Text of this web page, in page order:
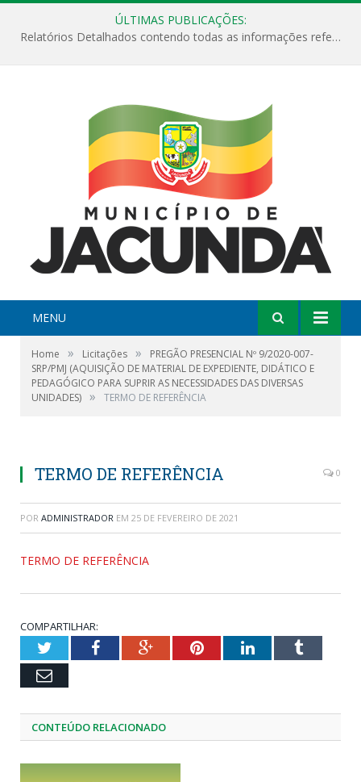
ÚLTIMAS PUBLICAÇÕES:
Relatórios Detalhados contendo todas as informações referentes a execução de recursos destinados ao fomento de projetos culturais no Município de Jacundá entre os anos de 2022 ao presente ano de 2026.
MENU
Home » Licitações »
PREGÃO PRESENCIAL Nº 9/2020-007-
SRP/PMJ (AQUISIÇÃO DE MATERIAL DE EXPEDIENTE, DIDÁTICO E
PEDAGÓGICO PARA SUPRIR AS NECESSIDADES DAS DIVERSAS
UNIDADES) » TERMO DE REFERÊNCIA
TERMO DE REFERÊNCIA 0
POR ADMINISTRADOR EM 25 DE FEVEREIRO DE 2021
TERMO DE REFERÊNCIA
COMPARTILHAR:
TwitterFacebookGoogle+PinterestLinkedInTumblr
Email
CONTEÚDO RELACIONADO